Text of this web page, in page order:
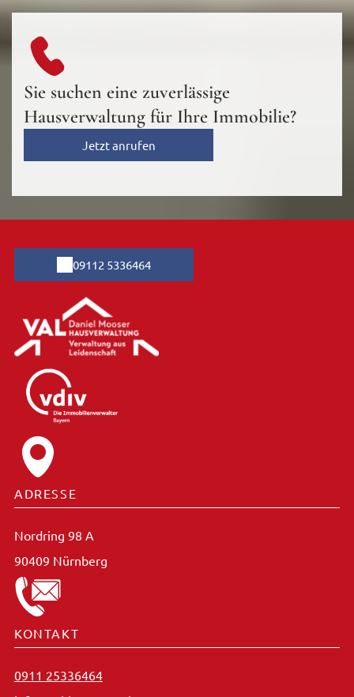
Sie suchen eine zuverlässige
Hausverwaltung für Ihre Immobilie?
Jetzt anrufen
09112 5336464
ADRESSE
Nordring 98 A
90409 Nürnberg
KONTAKT
0911 25336464